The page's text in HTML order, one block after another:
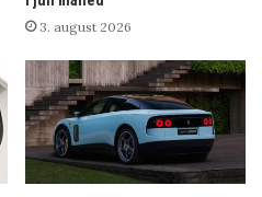
3. august 2026